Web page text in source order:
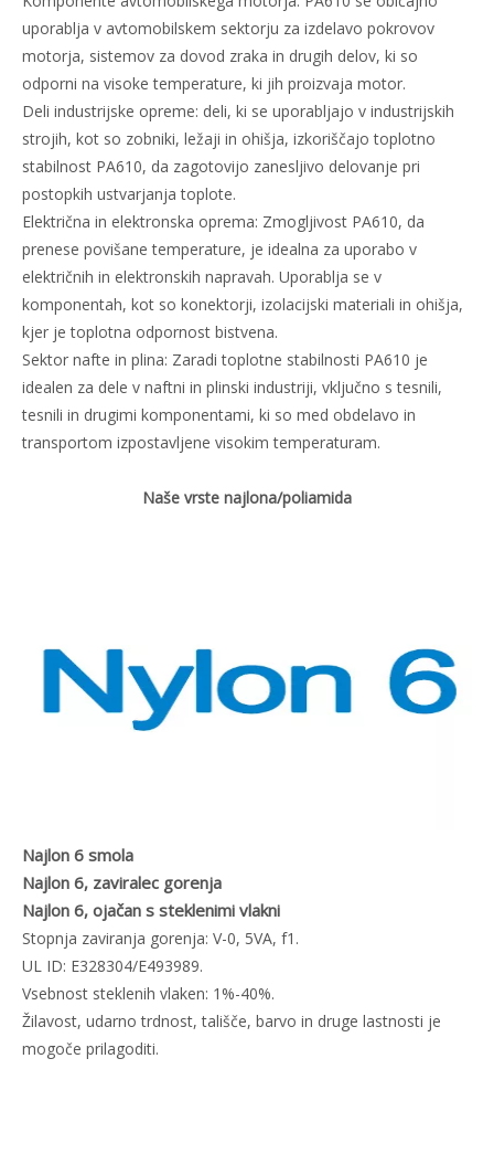
uporablja v avtomobilskem sektorju za izdelavo pokrovov
motorja, sistemov za dovod zraka in drugih delov, ki so
odporni na visoke temperature, ki jih proizvaja motor.
Deli industrijske opreme: deli, ki se uporabljajo v industrijskih
strojih, kot so zobniki, ležaji in ohišja, izkoriščajo toplotno
stabilnost PA610, da zagotovijo zanesljivo delovanje pri
postopkih ustvarjanja toplote.
Električna in elektronska oprema: Zmogljivost PA610, da
prenese povišane temperature, je idealna za uporabo v
električnih in elektronskih napravah. Uporablja se v
komponentah, kot so konektorji, izolacijski materiali in ohišja,
kjer je toplotna odpornost bistvena.
Sektor nafte in plina: Zaradi toplotne stabilnosti PA610 je
idealen za dele v naftni in plinski industriji, vključno s tesnili,
tesnili in drugimi komponentami, ki so med obdelavo in
transportom izpostavljene visokim temperaturam.
Naše vrste najlona/poliamida
Najlon 6 smola
Najlon 6, zaviralec gorenja
Najlon 6, ojačan s steklenimi vlakni
Stopnja zaviranja gorenja: V-0, 5VA, f1.
UL ID: E328304/E493989.
Vsebnost steklenih vlaken: 1%-40%.
Žilavost, udarno trdnost, tališče, barvo in druge lastnosti je
mogoče prilagoditi.